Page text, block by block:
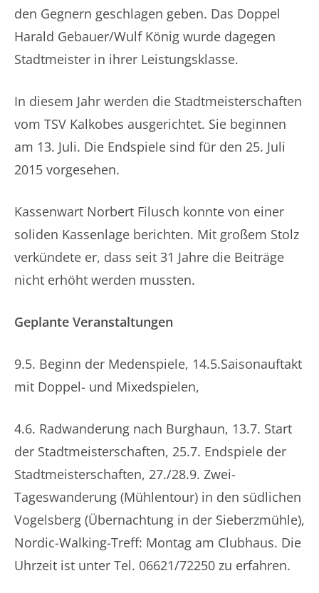
den Gegnern geschlagen geben. Das Doppel
Harald Gebauer/Wulf König wurde dagegen
Stadtmeister in ihrer Leistungsklasse.
In diesem Jahr werden die Stadtmeisterschaften
vom TSV Kalkobes ausgerichtet. Sie beginnen
am 13. Juli. Die Endspiele sind für den 25. Juli
2015 vorgesehen.
Kassenwart Norbert Filusch konnte von einer
soliden Kassenlage berichten. Mit großem Stolz
verkündete er, dass seit 31 Jahre die Beiträge
nicht erhöht werden mussten.
Geplante Veranstaltungen
9.5. Beginn der Medenspiele, 14.5.Saisonauftakt
mit Doppel- und Mixedspielen,
4.6. Radwanderung nach Burghaun, 13.7. Start
der Stadtmeisterschaften, 25.7. Endspiele der
Stadtmeisterschaften, 27./28.9. Zwei-
Tageswanderung (Mühlentour) in den südlichen
Vogelsberg (Übernachtung in der Sieberzmühle),
Nordic-Walking-Treff: Montag am Clubhaus. Die
Uhrzeit ist unter Tel. 06621/72250 zu erfahren.